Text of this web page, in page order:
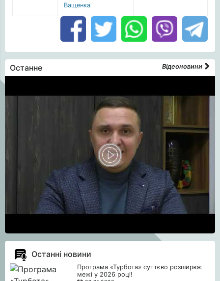
Ващенка
Останне Відеоновини
Останні новини
Програма «Турбота» суттєво розширює
межі у 2026 році!